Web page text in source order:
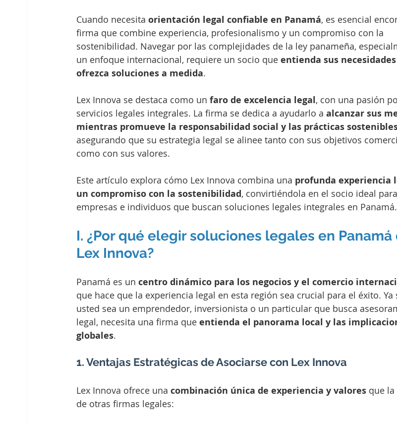
Cuando necesita orientación legal confiable en Panamá, es esencial
firma que combine experiencia, profesionalismo y un compromiso con la
sostenibilidad. Navegar por las complejidades de la ley panameña,
un enfoque internacional, requiere un socio que entienda sus
ofrezca soluciones a medida.
Lex Innova se destaca como un faro de excelencia legal, con una pasión
servicios legales integrales. La firma se dedica a ayudarlo a alcanzar sus
mientras promueve la responsabilidad social y las prácticas
asegurando que su estrategia legal se alinee tanto con sus objetivos
como con sus valores.
Este artículo explora cómo Lex Innova combina una profunda experiencia
un compromiso con la sostenibilidad, convirtiéndola en el socio ideal para
empresas e individuos que buscan soluciones legales integrales en Panamá.
I. ¿Por qué elegir soluciones legales en Panamá
Lex Innova?
Panamá es un centro dinámico para los negocios y el comercio
que hace que la experiencia legal en esta región sea crucial para el éxito. Ya
usted sea un emprendedor, inversionista o un particular que busca
legal, necesita una firma que entienda el panorama local y las
globales.
1. Ventajas Estratégicas de Asociarse con Lex Innova
Lex Innova ofrece una combinación única de experiencia y valores que la
de otras firmas legales: